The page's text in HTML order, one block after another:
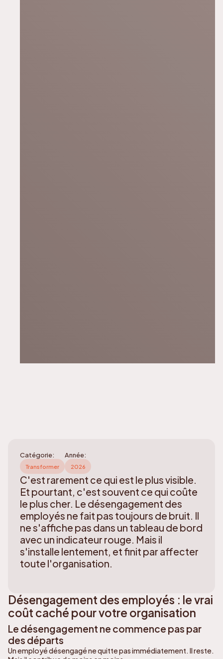
Catégorie:
Transformer
Année:
2026
C'est rarement ce qui est le plus visible.
Et pourtant, c'est souvent ce qui coûte
le plus cher. Le désengagement des
employés ne fait pas toujours de bruit. Il
ne s'affiche pas dans un tableau de bord
avec un indicateur rouge. Mais il
s'installe lentement, et finit par affecter
toute l'organisation.
Désengagement des employés : le vrai
coût caché pour votre organisation
Le désengagement ne commence pas par
des départs
Un employé désengagé ne quitte pas immédiatement. Il reste.